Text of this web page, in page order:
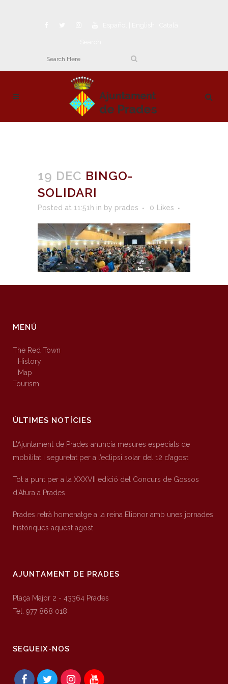
19 DEC BINGO-
SOLIDARI
Posted at 11:51h in by prades 0 Likes
MENÚ
The Red Town
History
Map
Tourism
ÚLTIMES NOTÍCIES
L’Ajuntament de Prades anuncia mesures especials de
mobilitat i seguretat per a l’eclipsi solar del 12 d’agost
Tot a punt per a la XXXVII edició del Concurs de Gossos
d’Atura a Prades
Prades retrà homenatge a la reina Elionor amb unes jornades
històriques aquest agost
AJUNTAMENT DE PRADES
Plaça Major 2 - 43364 Prades
Tel. 977 868 018
SEGUEIX-NOS